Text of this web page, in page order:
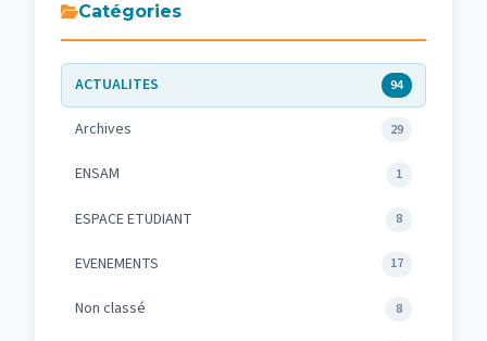
Catégories
ACTUALITES 94
Archives 29
ENSAM 1
ESPACE ETUDIANT 8
EVENEMENTS 17
Non classé 8